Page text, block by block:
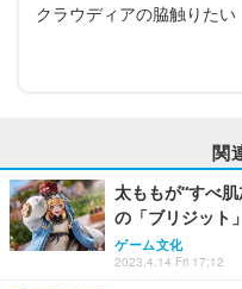
クラウディアの脇触りたい
関
太ももが“すべ
の「ブリジット
ゲーム文化
2023.4.14 Fri 17:12